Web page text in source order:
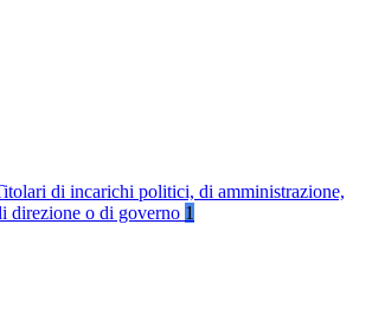
di incarichi politici, di amministrazione,
direzione o di governo 1